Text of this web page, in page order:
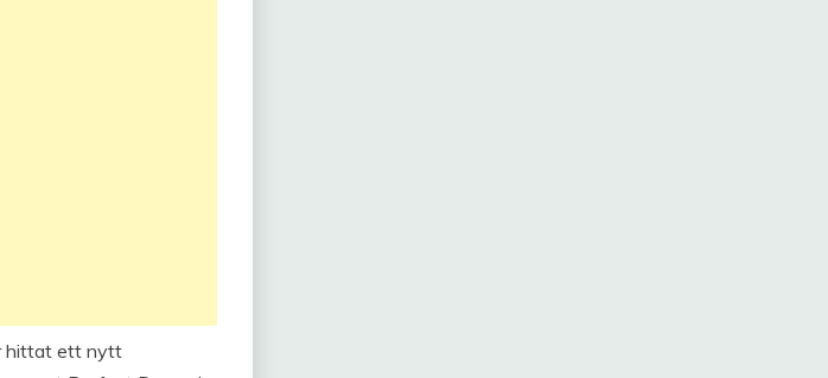
hittat ett nytt